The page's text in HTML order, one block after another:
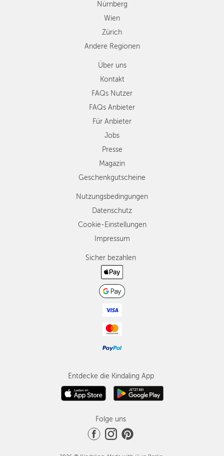
Nürnberg
Wien
Zürich
Andere Regionen
Über uns
Kontakt
FAQs Nutzer
FAQs Anbieter
Für Anbieter
Jobs
Presse
Magazin
Geschenkgutscheine
Nutzungsbedingungen
Datenschutz
Cookie-Einstellungen
Impressum
Sicher bezahlen
Entdecke die Kindaling App
Folge uns